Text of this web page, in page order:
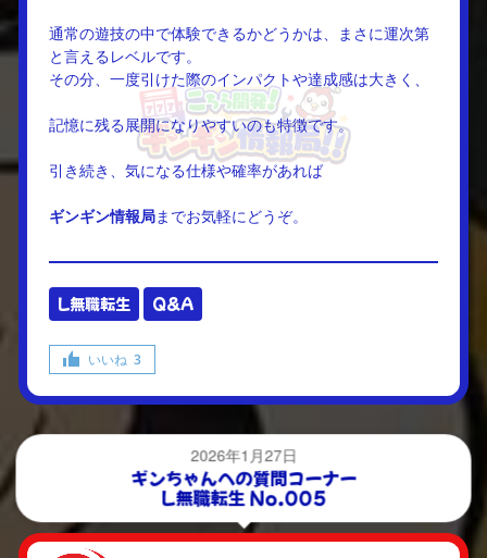
通常の遊技の中で体験できるかどうかは、まさに運次第
と言えるレベルです。
その分、一度引けた際のインパクトや達成感は大きく、
記憶に残る展開になりやすいのも特徴です。
引き続き、気になる仕様や確率があれば
ギンギン情報局までお気軽にどうぞ。
L無職転生 Q&A
いいね 3
2026年1月27日
ギンちゃんへの質問コーナー
L無職転生 No.005